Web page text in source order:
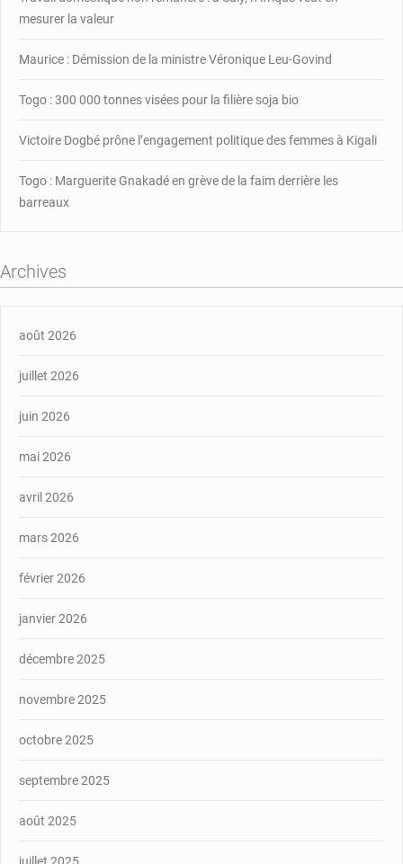
bureaux
Lomé
mesurer la valeur
Maurice : Démission de la ministre Véronique Leu-Govind
Togo : 300 000 tonnes visées pour la filière soja bio
Victoire Dogbé prône l’engagement politique des femmes à Kigali
Togo : Marguerite Gnakadé en grève de la faim derrière les
barreaux
Archives
août 2026
juillet 2026
juin 2026
mai 2026
avril 2026
mars 2026
février 2026
janvier 2026
décembre 2025
novembre 2025
octobre 2025
septembre 2025
août 2025
juillet 2025